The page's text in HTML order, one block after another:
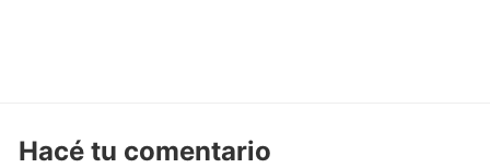
Hacé tu comentario